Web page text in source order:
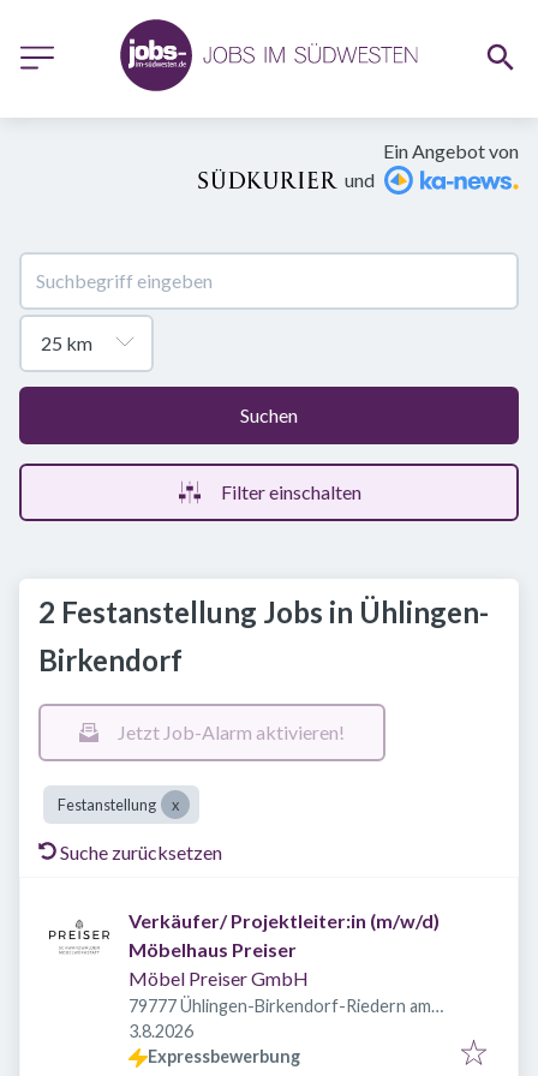
Ein Angebot von
und
Suchen
Filter einschalten
2 Festanstellung Jobs in Ühlingen-
Birkendorf
Jetzt Job-Alarm aktivieren!
Festanstellung
Suche zurücksetzen
Verkäufer/ Projektleiter:in (m/w/d)
Möbelhaus Preiser
Möbel Preiser GmbH
79777 Ühlingen-Birkendorf-Riedern am
Wald, Deutschland
Veröffentlicht
3.8.2026
Expressbewerbung